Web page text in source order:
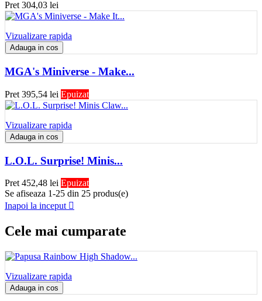
Pret 304,03 lei
Vizualizare rapida
Adauga in cos
MGA's Miniverse - Make...
Pret 395,54 lei Epuizat
Vizualizare rapida
Adauga in cos
L.O.L. Surprise! Minis...
Pret 452,48 lei Epuizat
Se afiseaza 1-25 din 25 produs(e)
Inapoi la inceput 
Cele mai cumparate
Vizualizare rapida
Adauga in cos